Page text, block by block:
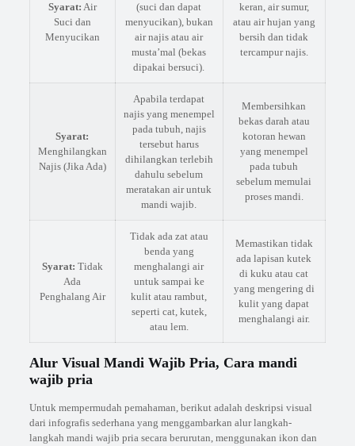
Syarat: Air
Suci dan
Menyucikan
(suci dan dapat
menyucikan), bukan
air najis atau air
musta’mal (bekas
dipakai bersuci).
keran, air sumur,
atau air hujan yang
bersih dan tidak
tercampur najis.
Syarat:
Menghilangkan
Najis (Jika Ada)
Apabila terdapat
najis yang menempel
pada tubuh, najis
tersebut harus
dihilangkan terlebih
dahulu sebelum
meratakan air untuk
mandi wajib.
Membersihkan
bekas darah atau
kotoran hewan
yang menempel
pada tubuh
sebelum memulai
proses mandi.
Syarat: Tidak
Ada
Penghalang Air
Tidak ada zat atau
benda yang
menghalangi air
untuk sampai ke
kulit atau rambut,
seperti cat, kutek,
atau lem.
Memastikan tidak
ada lapisan kutek
di kuku atau cat
yang mengering di
kulit yang dapat
menghalangi air.
Alur Visual Mandi Wajib Pria, Cara mandi
wajib pria
Untuk mempermudah pemahaman, berikut adalah deskripsi visual
dari infografis sederhana yang menggambarkan alur langkah-
langkah mandi wajib pria secara berurutan, menggunakan ikon dan